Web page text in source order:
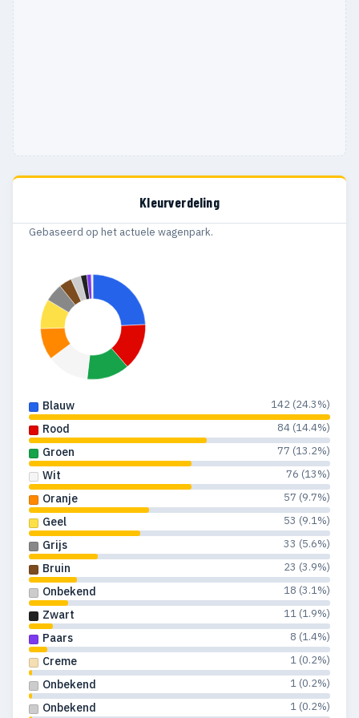
1967 16 9
1965 5 3
3
1962
1961
1959 2 2
1958 2
1957 3 2
1956 1 1
1955 1
Kleurverdeling
Gebaseerd op het actuele wagenpark.
Blauw 142 (24.3%)
Rood 84 (14.4%)
Groen 77 (13.2%)
Wit 76 (13%)
Oranje 57 (9.7%)
Geel 53 (9.1%)
Grijs 33 (5.6%)
Bruin 23 (3.9%)
Onbekend 18 (3.1%)
Zwart 11 (1.9%)
Paars 8 (1.4%)
Creme 1 (0.2%)
Onbekend 1 (0.2%)
Onbekend 1 (0.2%)